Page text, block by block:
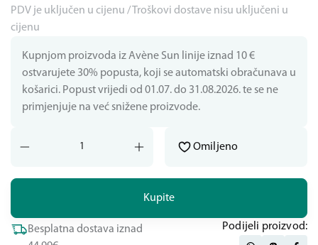
PDV je uključen u cijenu / Troškovi dostave nisu uključeni u
cijenu
Kupnjom proizvoda iz Avène Sun linije iznad 10 €
ostvarujete 30% popusta, koji se automatski obračunava u
košarici. Popust vrijedi od 01.07. do 31.08.2026. te se ne
primjenjuje na već snižene proizvode.
Kupite
Omiljeno
Besplatna dostava iznad
Podijeli proizvod: